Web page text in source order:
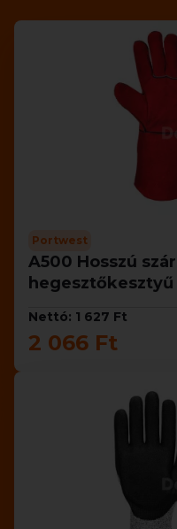
Portwest
A500 Hosszú
hegesztőkesztyű
Nettó: 1 627 Ft
2 066 Ft